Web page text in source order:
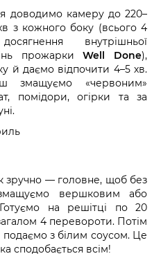
доводимо камеру до 220–
з кожного боку (всього 4
внутрішньої
прожаркиWell Done),
й даємо відпочити 4–5 хв.
змащуємо «червоним»
помідори, огірки та за
зручно — головне, щоб без
вершковим або
на решітці по 20
4 перевороти. Потім
подаємо з білим соусом. Це
сподобається всім!